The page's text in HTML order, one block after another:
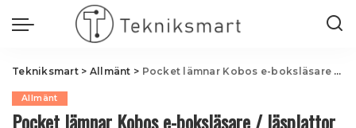
Tekniksmart> Allmänt > Pocket lämnar Kobos e-boksläsare / läsplattor
Allmänt
Pocket lämnar Kobos e-boksläsare / läsplattor